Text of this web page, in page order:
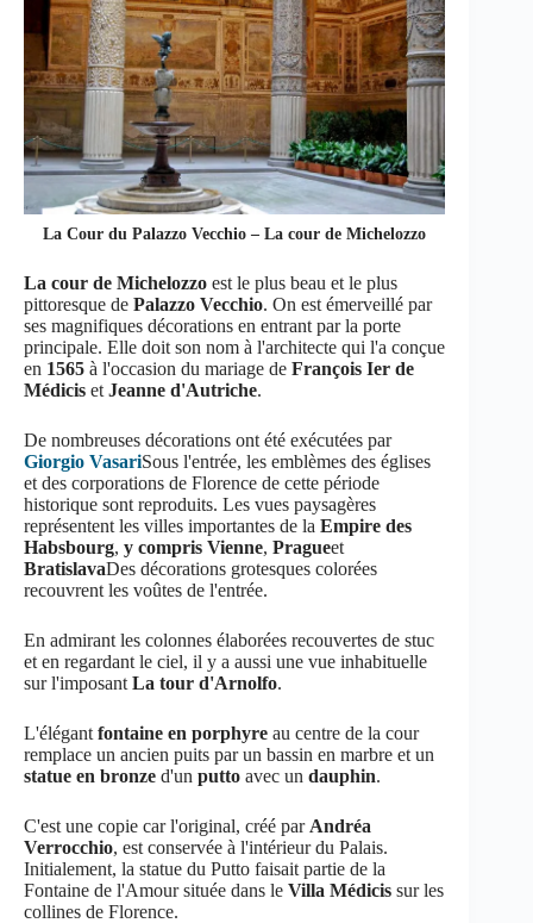
La Cour du Palazzo Vecchio – La cour de Michelozzo
La cour de Michelozzo est le plus beau et le plus
pittoresque de Palazzo Vecchio. On est émerveillé par
ses magnifiques décorations en entrant par la porte
principale. Elle doit son nom à l'architecte qui l'a conçue
en 1565 à l'occasion du mariage de François Ier de
Médicis et Jeanne d'Autriche.
De nombreuses décorations ont été exécutées par
Giorgio VasariSous l'entrée, les emblèmes des églises
et des corporations de Florence de cette période
historique sont reproduits. Les vues paysagères
représentent les villes importantes de la Empire des
Habsbourg, y compris Vienne, Pragueet
BratislavaDes décorations grotesques colorées
recouvrent les voûtes de l'entrée.
En admirant les colonnes élaborées recouvertes de stuc
et en regardant le ciel, il y a aussi une vue inhabituelle
sur l'imposant La tour d'Arnolfo.
L'élégant fontaine en porphyre au centre de la cour
remplace un ancien puits par un bassin en marbre et un
statue en bronze d'un putto avec un dauphin.
C'est une copie car l'original, créé par Andréa
Verrocchio, est conservée à l'intérieur du Palais.
Initialement, la statue du Putto faisait partie de la
Fontaine de l'Amour située dans le Villa Médicis sur les
collines de Florence.